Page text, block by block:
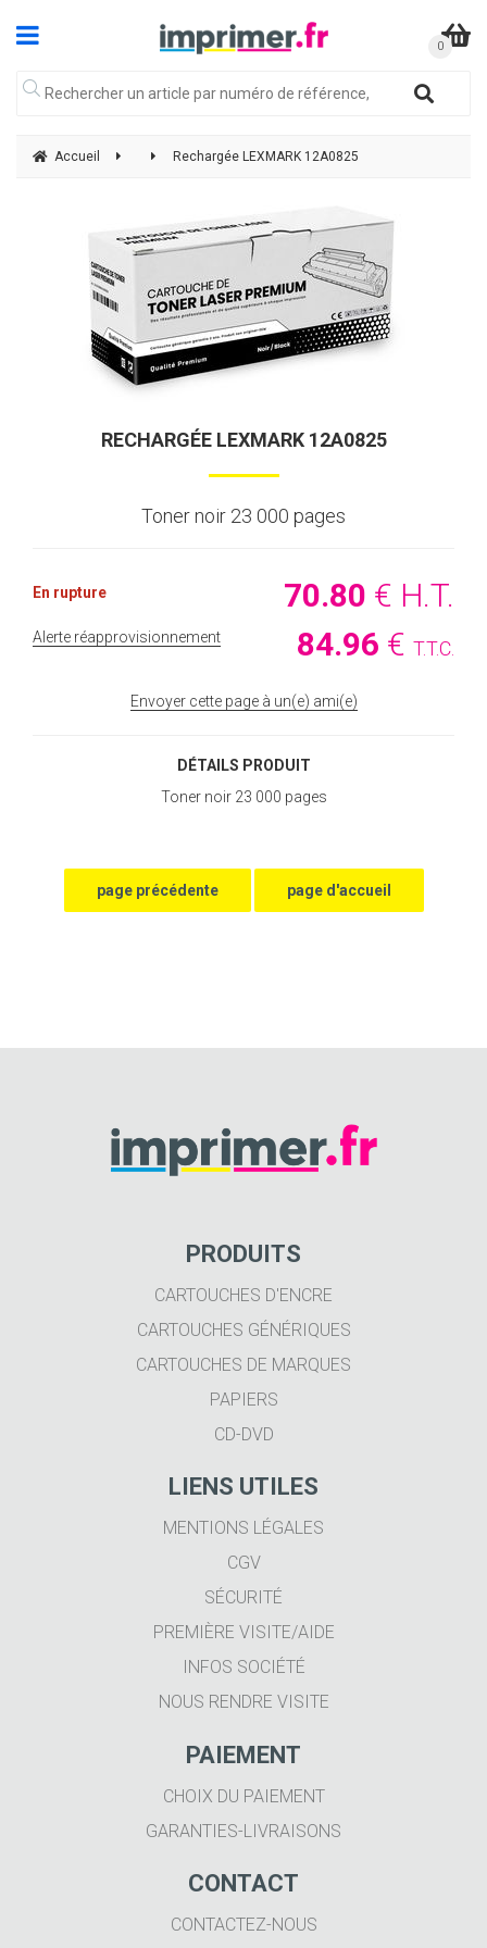
Accueil Rechargée LEXMARK 12A0825
RECHARGÉE LEXMARK 12A0825
Toner noir 23 000 pages
70.80 € H.T.
84.96 € T.T.C.
En rupture
Alerte réapprovisionnement
Envoyer cette page à un(e) ami(e)
DÉTAILS PRODUIT
Toner noir 23 000 pages
PRODUITS
CARTOUCHES D'ENCRE
CARTOUCHES GÉNÉRIQUES
CARTOUCHES DE MARQUES
PAPIERS
CD-DVD
LIENS UTILES
MENTIONS LÉGALES
CGV
SÉCURITÉ
PREMIÈRE VISITE/AIDE
INFOS SOCIÉTÉ
NOUS RENDRE VISITE
PAIEMENT
CHOIX DU PAIEMENT
GARANTIES-LIVRAISONS
CONTACT
CONTACTEZ-NOUS